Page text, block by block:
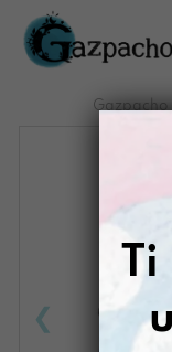
Salta
contenuto
Gazpacho